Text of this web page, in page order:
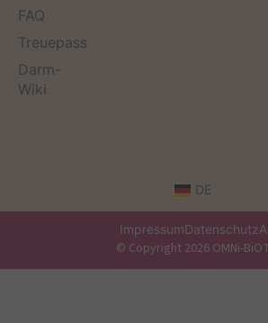
FAQ
Treuepass
Darm-
Wiki
DE
ImpressumDatenschutz
© Copyright 2026 OMNi-